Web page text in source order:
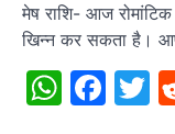
मेष राशि- आज
खिन्न कर सकता है।